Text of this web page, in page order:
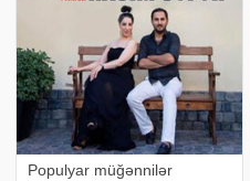
Ağasəfqızı "Space səhər"
Populyar müğənnilər